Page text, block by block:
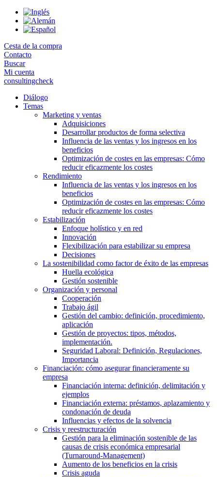
Skip
Cesta de la compra
Contacto
Buscar
Mi cuenta
consultingcheck
Diálogo
Temas
Marketing y ventas
Adquisiciones
Desarrollar productos de forma selectiva
Influencia de las ventas y los ingresos en los
beneficios
Optimización de costes en las empresas: Cómo
reducir eficazmente los costes
Rendimiento
Influencia de las ventas y los ingresos en los
beneficios
Optimización de costes en las empresas: Cómo
reducir eficazmente los costes
Estabilización
Enfoque holístico y en red
Innovación
Flexibilización para estabilizar su empresa
Decisiones
La sostenibilidad como factor de éxito de las empresas
Huella ecológica
Gestión sostenible
Organización y personal
Cooperación
Trabajo ágil
Gestión del cambio: definición, procedimiento,
aplicación
Gestión de proyectos: tipos, métodos,
implementación.
Seguridad Laboral: Definición, Regulaciones,
Importancia
Financiación: cómo asegurar financieramente su
empresa
Financiación interna: definición, delimitación y
ejemplos
Financiación externa: préstamos, aplazamiento y
condonación de deuda
Influencias y efectos de la solvencia
Crisis y reestructuración
Gestión para la eliminación sostenible de las
causas de crisis económica empresarial
(Turnaround-Management)
Aumento de los beneficios en la crisis
Crisis aguda